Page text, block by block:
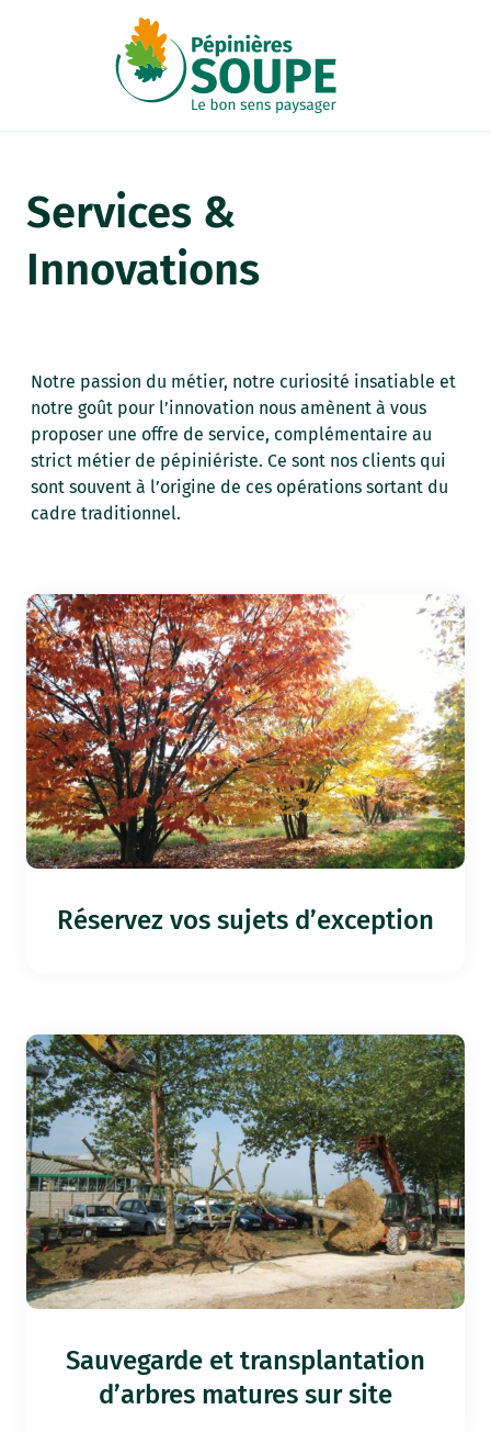
Services &
Innovations
Notre passion du métier, notre curiosité insatiable et
notre goût pour l’innovation nous amènent à vous
proposer une offre de service, complémentaire au
strict métier de pépiniériste. Ce sont nos clients qui
sont souvent à l’origine de ces opérations sortant du
cadre traditionnel.
Réservez vos sujets d’exception
Sauvegarde et transplantation
d’arbres matures sur site